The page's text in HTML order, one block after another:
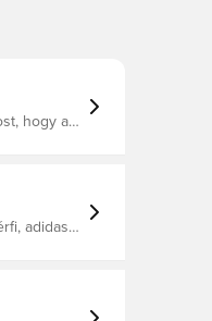
hogy a
adidas
kapucni
adidas,